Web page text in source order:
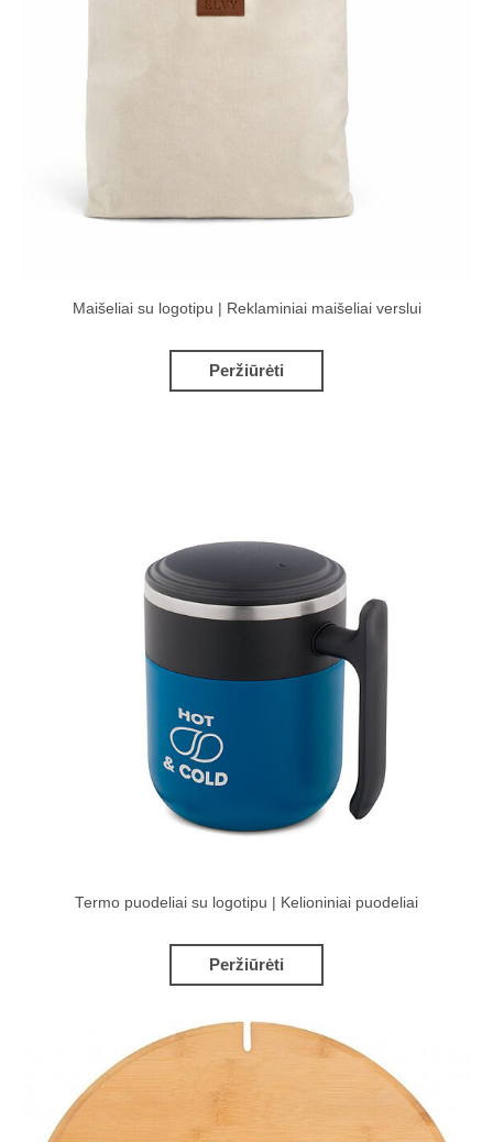
Maišeliai su logotipu | Reklaminiai maišeliai verslui
Peržiūrėti
Termo puodeliai su logotipu | Kelioniniai puodeliai
Peržiūrėti